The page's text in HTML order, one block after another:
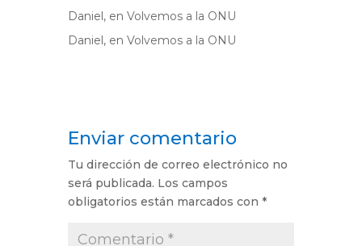
Daniel, en Volvemos a la ONU
Daniel, en Volvemos a la ONU
Enviar comentario
Tu dirección de correo electrónico no
será publicada. Los campos
obligatorios están marcados con *